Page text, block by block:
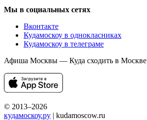
Мы в социальных сетях
Вконтакте
Кудамоскоу в однокласниках
Кудамоскоу в телеграме
Афиша Москвы — Куда сходить в Москве
© 2013–2026
кудамоскоу.ру | kudamoscow.ru